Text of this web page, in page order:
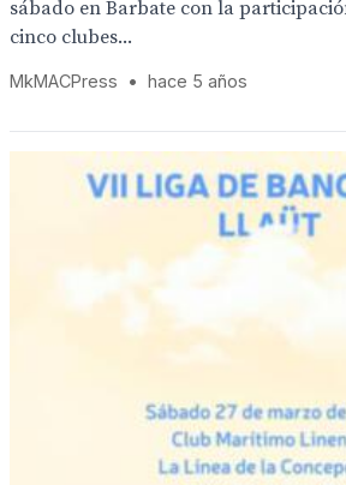
sábado en Barbate con la
cinco clubes...
MkMACPress • hace 5 años